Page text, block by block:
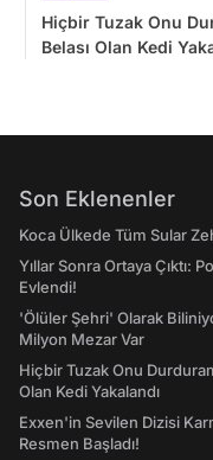
Hiçbir Tuzak Onu
Belası Olan Kedi
Son Eklenenler
Koca Ülkede Tüm Sular
Yıllar Sonra Ortaya Çıktı:
Evlendi!
'Ölüler Şehri' Olarak
Milyon Mezar Var
Hiçbir Tuzak Onu
Olan Kedi Yakalandı
Exxen'in Sevilen Dizisi
Resmen Başladı!